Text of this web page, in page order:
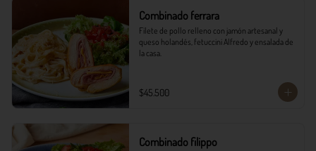
Combinado ferrara
Filete de pollo relleno con jamón artesanal y
queso holandés, fetuccini Alfredo y ensalada de
la casa.
$45.500
Combinado filippo